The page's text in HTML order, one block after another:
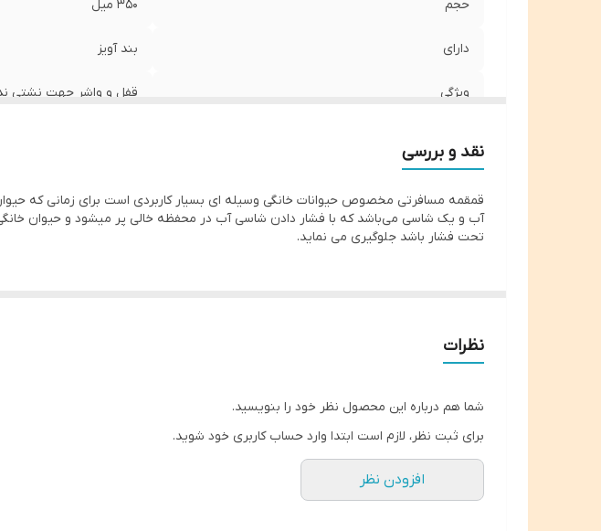
حجم ۳۵۰ میل
دارای بند آویز
ویژگی قفل و واشر جهت نشتی
نقد و بررسی
قمقمه مسافرتی مخصوص حیوانات خانگی وسیله ای بسیار کاربردی است برای زمانی که
آب و یک شاسی می‌باشد که با فشار دادن شاسی آب در محفظه خالی پر میشود و حیوان خانگی
تحت فشار باشد جلوگیری می نماید.
نظرات
شما هم درباره این محصول نظر خود را بنویسید.
برای ثبت نظر، لازم است ابتدا وارد حساب کاربری خود شوید.
افزودن نظر